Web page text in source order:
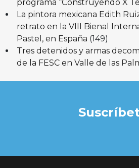
programa “Construyendo X
La pintora mexicana Edith
retrato en la VIII Bienal
Pastel, en España (149)
Tres detenidos y armas
de la FESC en Valle de las